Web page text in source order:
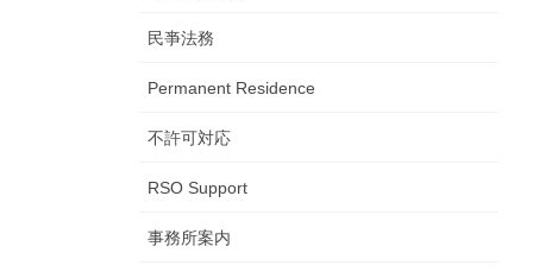
民亊法務
Permanent Residence
不許可対応
RSO Support
事務所案内